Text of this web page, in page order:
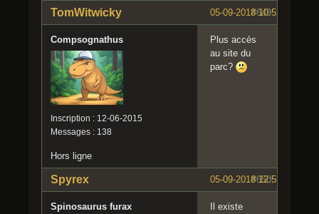
#649
05-09-2018 10:52:00
TomWitwicky
Compsognathus
Inscription : 12-06-2015
Messages : 138
Plus accès
au site du
parc?
Hors ligne
#650
05-09-2018 12:55:47
Spyrex
Spinosaurus furax
Il existe